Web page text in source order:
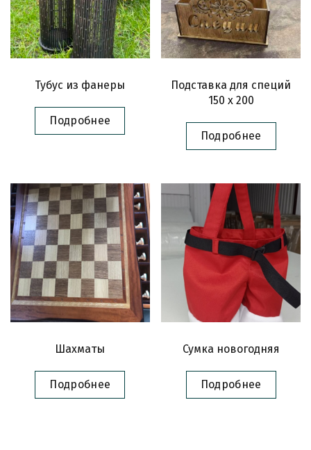
Тубус из фанеры
Подробнее
Подставка для специй
150 x 200
Подробнее
Шахматы
Подробнее
Сумка новогодняя
Подробнее